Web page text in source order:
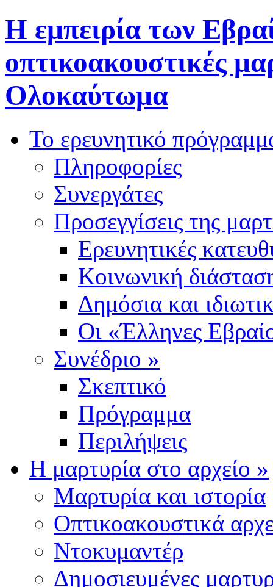
Η εμπειρία των
οπτικοακουστικές
Ολοκαύτωμα
Το ερευνητικό
Πληροφορίες
Συνεργάτες
Προσεγγίσεις της
Ερευνητικές
Κοινωνική
Δημόσια και
Οι «Έλληνες
Συνέδριο »
Σκεπτικό
Πρόγραμμα
Περιλήψεις
Η μαρτυρία στο αρχείο »
Μαρτυρία και ιστορία
Οπτικοακουστικά
Ντοκυμαντέρ
Δημοσιευμένες